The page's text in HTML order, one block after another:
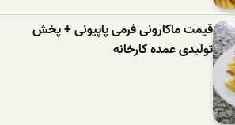
قیمت ماکارونی فرمی پاپیونی + پخش
تولیدی عمده کارخانه